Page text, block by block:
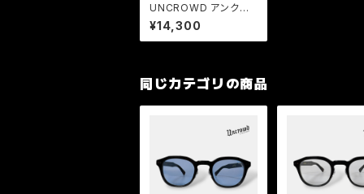
UNCROWD アンクラ
ウド HELLA-Ⅱ 2026
サングラス BLACK-L.G
RAY
¥14,300
同じカテゴリの商品